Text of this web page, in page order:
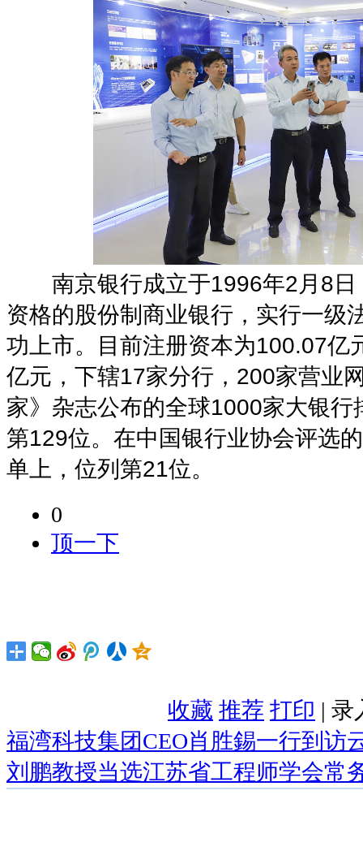
南京银行成立于1996年2月8日
资格的股份制商业银行，实行一级
功上市。目前注册资本为100.07亿
亿元，下辖17家分行，200家营业
家》杂志公布的全球1000家大银
第129位。在中国银行业协会评选
单上，位列第21位。
0
顶一下
收藏 推荐 打印 | 录
福湾科技集团CEO肖胜錫一行到访
刘鹏教授当选江苏省工程师学会常